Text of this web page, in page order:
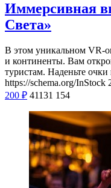
Иммерсивная
Света»
В этом уникальном VR-
и континенты. Вам
туристам. Наденьте
https://schema.org/InStock
200 ₽ 41131 154